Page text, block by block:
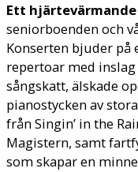
Ett
seniorboenden och
Konserten bjuder
repertoar med
sångskatt, älskade
pianostycken av
från Singin’ in the
Magistern, samt
som skapar en